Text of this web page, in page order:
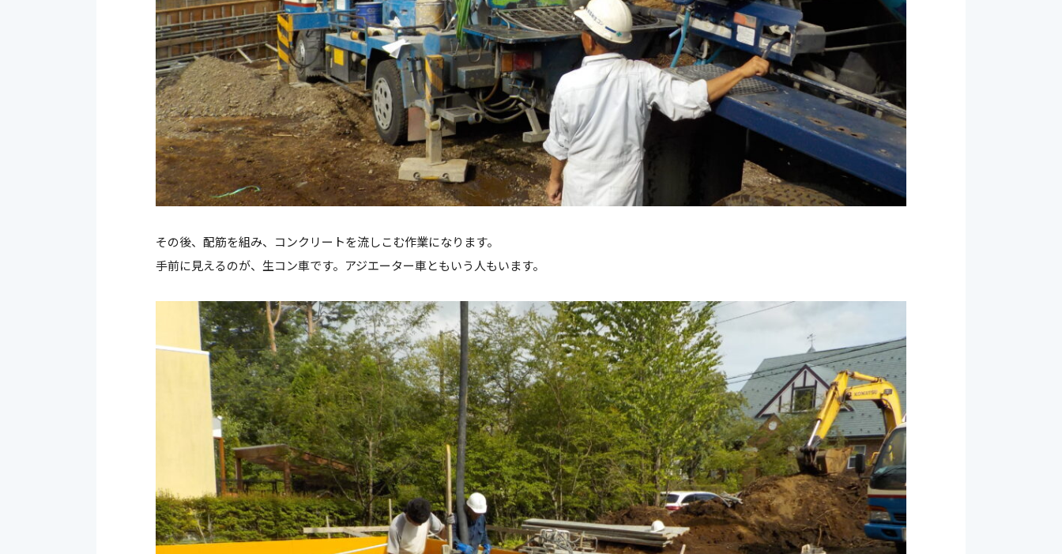
その後、配筋を組み、コンクリートを流しこむ作業になります。
手前に見えるのが、生コン車です。アジエーター車ともいう人もいます。